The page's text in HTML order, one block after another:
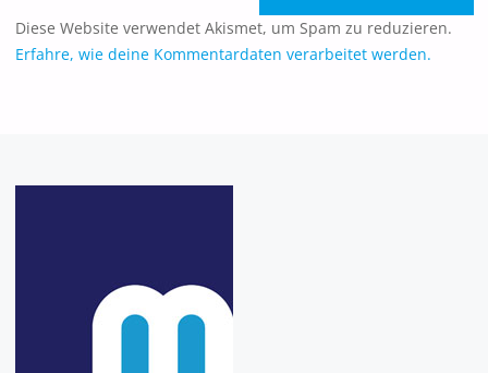
Diese Website verwendet Akismet, um Spam zu reduzieren.
Erfahre, wie deine Kommentardaten verarbeitet werden.